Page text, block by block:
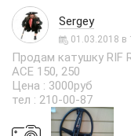
Sergey
01.03.2018 в
Продам катушку RIF
ACE 150, 250
Цена : 3000руб
тел : 210-00-87